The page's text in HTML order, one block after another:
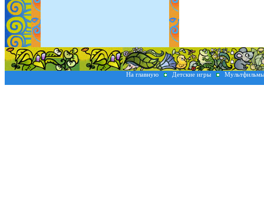
На главную Детские игры Мультфильмы